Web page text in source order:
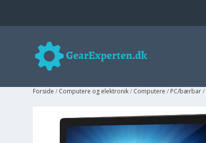
Forside / Computere og elektronik/ Computere / PC/bærbar/